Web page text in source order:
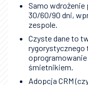
Samo wdrożenie
30/60/90 dni,
zespole.
Czyste dane to
rygorystycznego
śmietnikiem.
Adopcja CRM